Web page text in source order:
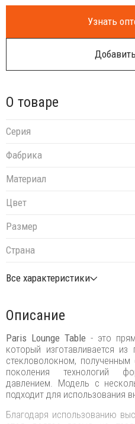
Узнать
О товаре
Серия
Фабрика
Материал
Цвет
Размер
Страна
Все характеристики
Описание
Paris Lounge Table - это
который изготавливается из
стекловолокном,
поколения технологий
давлением. Модель с
подходит для использования
Благодаря использованию